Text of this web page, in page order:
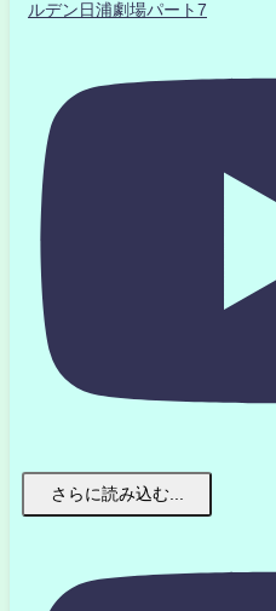
ルデン日浦劇場パート7
さらに読み込む...